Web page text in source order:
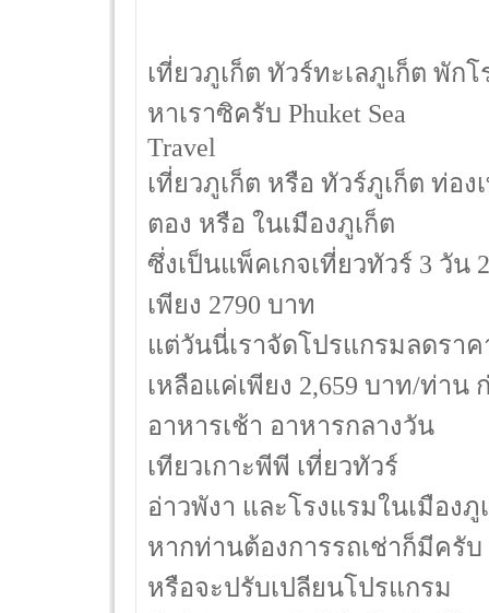
เที่ยวภูเก็ต ทัวร์ทะเลภูเก็ต พัก
หาเราซิครับ Phuket Sea
Travel
เที่ยวภูเก็ต หรือ ทัวร์ภูเก็ต ท่อ
ตอง หรือ ในเมืองภูเก็ต
ซึ่งเป็นแพ็คเกจเที่ยวทัวร์ 3 วั
เพียง 2790 บาท
แต่วันนี่เราจัดโปรแกรมลดราค
เหลือแค่เพียง 2,659 บาท/ท่าน
อาหารเช้า อาหารกลางวัน
เทียวเกาะพีพี เที่ยวทัวร์
อ่าวพังา และโรงแรมในเมือง
หากท่านต้องการรถเช่าก็มีครับ
หรือจะปรับเปลียนโปรแกรม